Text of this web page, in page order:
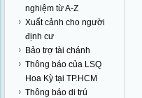
nghiệm từ A-Z
Xuất cảnh cho người
định cư
Bảo trợ tài chánh
Thông báo của LSQ
Hoa Kỳ tại TP.HCM
Thông báo di trú